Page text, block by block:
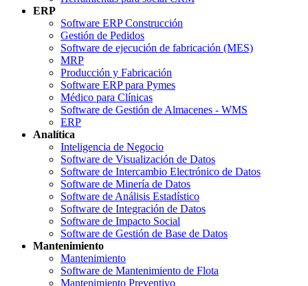
ERP
Software ERP Construcción
Gestión de Pedidos
Software de ejecución de fabricación (MES)
MRP
Producción y Fabricación
Software ERP para Pymes
Médico para Clínicas
Software de Gestión de Almacenes - WMS
ERP
Analítica
Inteligencia de Negocio
Software de Visualización de Datos
Software de Intercambio Electrónico de Datos
Software de Minería de Datos
Software de Análisis Estadístico
Software de Integración de Datos
Software de Impacto Social
Software de Gestión de Base de Datos
Mantenimiento
Mantenimiento
Software de Mantenimiento de Flota
Mantenimiento Preventivo